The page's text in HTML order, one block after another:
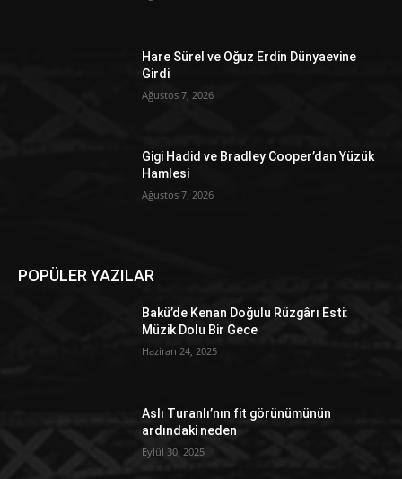
Hare Sürel ve Oğuz Erdin Dünyaevine
Girdi
Ağustos 7, 2026
Gigi Hadid ve Bradley Cooper’dan Yüzük
Hamlesi
Ağustos 7, 2026
POPÜLER YAZILAR
Bakü’de Kenan Doğulu Rüzgârı Esti:
Müzik Dolu Bir Gece
Haziran 24, 2025
Aslı Turanlı’nın fit görünümünün
ardındaki neden
Eylül 30, 2025